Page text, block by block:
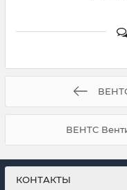
ВЕНТС
КОНТАКТЫ